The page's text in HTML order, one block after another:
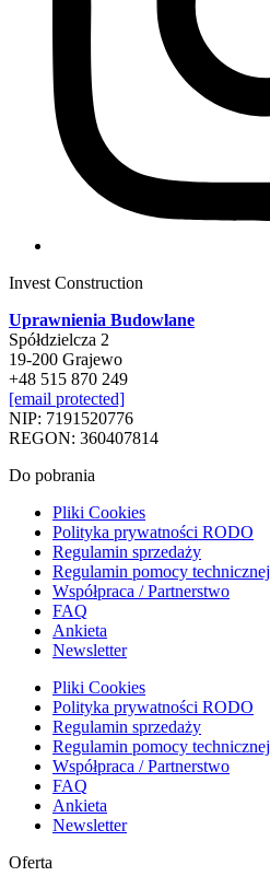
Invest Construction
Uprawnienia Budowlane
Spółdzielcza 2
19-200 Grajewo
+48 515 870 249
[email protected]
NIP: 7191520776
REGON: 360407814
Do pobrania
Pliki Cookies
Polityka prywatności RODO
Regulamin sprzedaży
Regulamin pomocy technicznej
Współpraca / Partnerstwo
FAQ
Ankieta
Newsletter
Pliki Cookies
Polityka prywatności RODO
Regulamin sprzedaży
Regulamin pomocy technicznej
Współpraca / Partnerstwo
FAQ
Ankieta
Newsletter
Oferta